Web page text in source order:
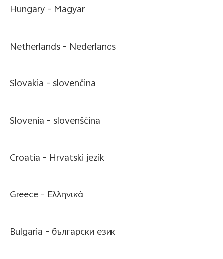
Hungary - Magyar
Netherlands - Nederlands
Slovakia -slovenčina
Slovenia -slovenščina
Croatia - Hrvatski jezik
Greece - Ελληνικά
Bulgaria - български език